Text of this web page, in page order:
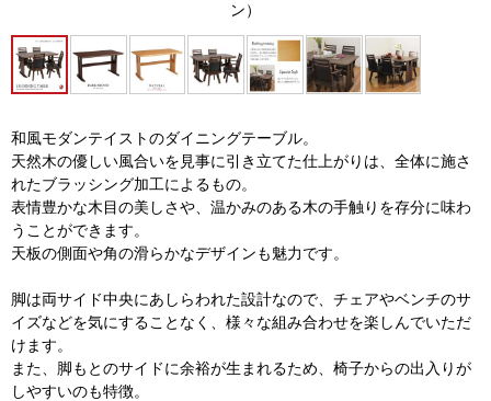
ン）
和風モダンテイストのダイニングテーブル。
天然木の優しい風合いを見事に引き立てた仕上がりは、全体に施さ
れたブラッシング加工によるもの。
表情豊かな木目の美しさや、温かみのある木の手触りを存分に味わ
うことができます。
天板の側面や角の滑らかなデザインも魅力です。
脚は両サイド中央にあしらわれた設計なので、チェアやベンチのサ
イズなどを気にすることなく、様々な組み合わせを楽しんでいただ
けます。
また、脚もとのサイドに余裕が生まれるため、椅子からの出入りが
しやすいのも特徴。